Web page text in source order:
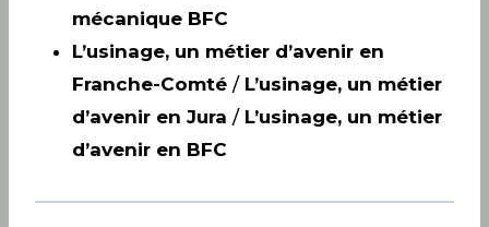
mécanique BFC
L’usinage, un métier d’avenir en
Franche-Comté / L’usinage, un métier
d’avenir en Jura / L’usinage, un métier
d’avenir en BFC